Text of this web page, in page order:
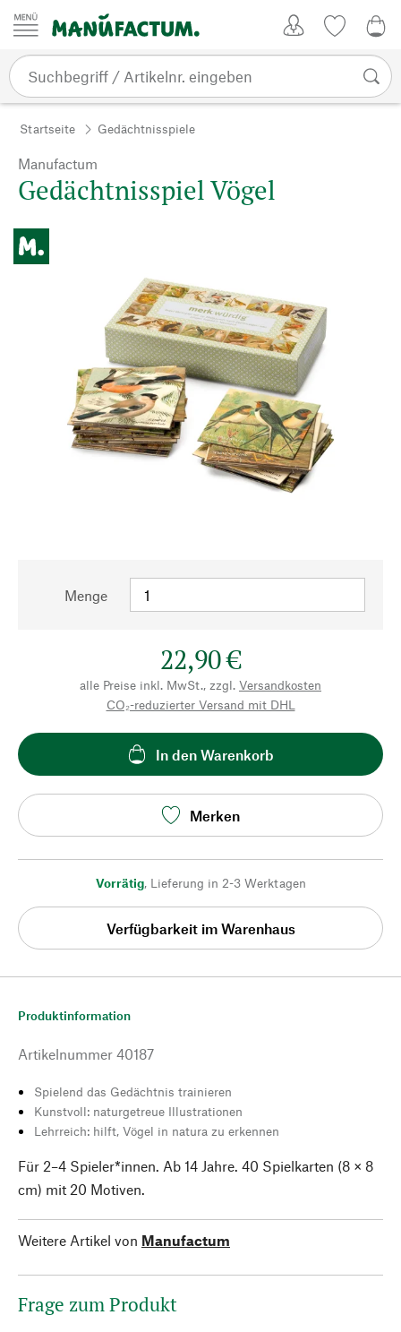
Zum Inhalt springen
Startseite Gedächtnisspiele
Manufactum
Gedächtnisspiel Vögel
Menge
22,90 €
alle Preise inkl. MwSt., zzgl. Versandkosten
CO₂-reduzierter Versand mit DHL
In den Warenkorb
Merken
Vorrätig, Lieferung in 2-3 Werktagen
Verfügbarkeit im Warenhaus
Produktinformation
Artikelnummer 40187
Spielend das Gedächtnis trainieren
Kunstvoll: naturgetreue Illustrationen
Lehrreich: hilft, Vögel in natura zu erkennen
Für 2–4 Spieler*innen. Ab 14 Jahre. 40 Spielkarten (8 × 8
cm) mit 20 Motiven.
Weitere Artikel von Manufactum
Frage zum Produkt